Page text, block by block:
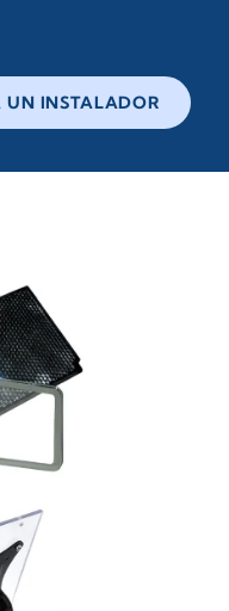
UN INSTALADOR